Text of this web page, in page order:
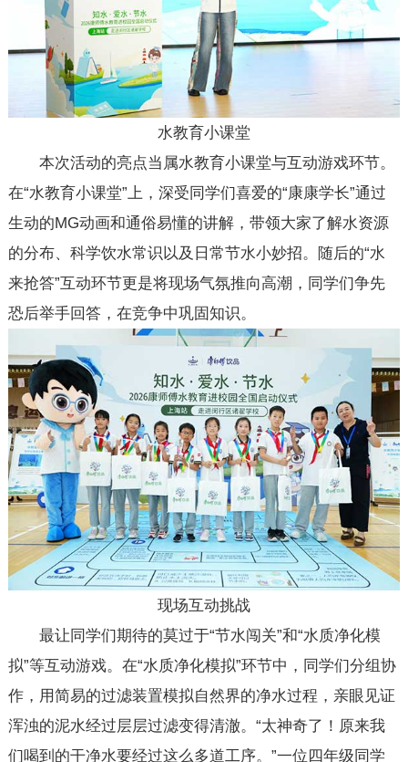
水教育小课堂
本次活动的亮点当属水教育小课堂与互动游戏环节。
在“水教育小课堂”上，深受同学们喜爱的“康康学长”通过
生动的MG动画和通俗易懂的讲解，带领大家了解水资源
的分布、科学饮水常识以及日常节水小妙招。随后的“水
来抢答”互动环节更是将现场气氛推向高潮，同学们争先
恐后举手回答，在竞争中巩固知识。
现场互动挑战
最让同学们期待的莫过于“节水闯关”和“水质净化模
拟”等互动游戏。在“水质净化模拟”环节中，同学们分组协
作，用简易的过滤装置模拟自然界的净水过程，亲眼见证
浑浊的泥水经过层层过滤变得清澈。“太神奇了！原来我
们喝到的干净水要经过这么多道工序。”一位四年级同学